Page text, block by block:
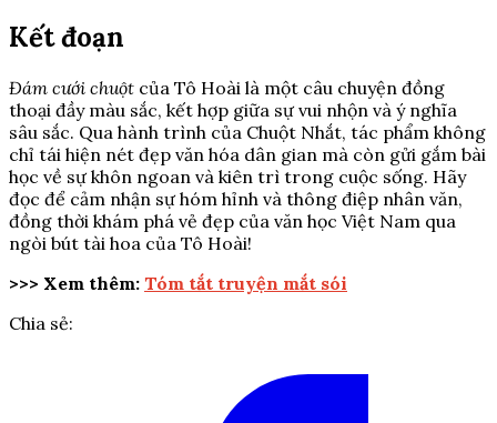
Kết đoạn
Đám cưới chuột của Tô Hoài là một câu chuyện đồng
thoại đầy màu sắc, kết hợp giữa sự vui nhộn và ý nghĩa
sâu sắc. Qua hành trình của Chuột Nhắt, tác phẩm không
chỉ tái hiện nét đẹp văn hóa dân gian mà còn gửi gắm bài
học về sự khôn ngoan và kiên trì trong cuộc sống. Hãy
đọc để cảm nhận sự hóm hỉnh và thông điệp nhân văn,
đồng thời khám phá vẻ đẹp của văn học Việt Nam qua
ngòi bút tài hoa của Tô Hoài!
>>> Xem thêm: Tóm tắt truyện mắt sói
Chia sẻ: